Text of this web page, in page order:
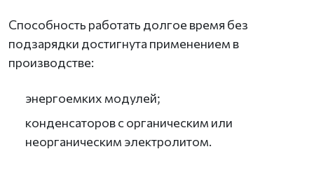
Способность работать долгое время без
подзарядки достигнута применением в
производстве:
энергоемких модулей;
конденсаторов с органическим или
неорганическим электролитом.